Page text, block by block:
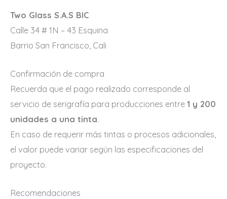
Two Glass S.A.S BIC
Calle 34 # 1N – 43 Esquina
Barrio San Francisco, Cali
Confirmación de compra
Recuerda que el pago realizado corresponde al
servicio de serigrafía para producciones entre 1 y 200
unidades a una tinta.
En caso de requerir más tintas o procesos adicionales,
el valor puede variar según las especificaciones del
proyecto.
Recomendaciones